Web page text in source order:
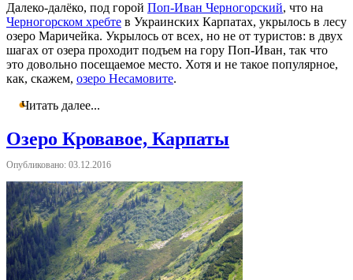
Далеко-далёко, под горой Поп-Иван Черногорский, что на
Черногорском хребте в Украинских Карпатах, укрылось в лесу
озеро Маричейка. Укрылось от всех, но не от туристов: в двух
шагах от озера проходит подъем на гору Поп-Иван, так что
это довольно посещаемое место. Хотя и не такое популярное,
как, скажем, озеро Несамовите.
Читать далее...
Озеро Кровавое, Карпаты
Опубликовано: 03.12.2016